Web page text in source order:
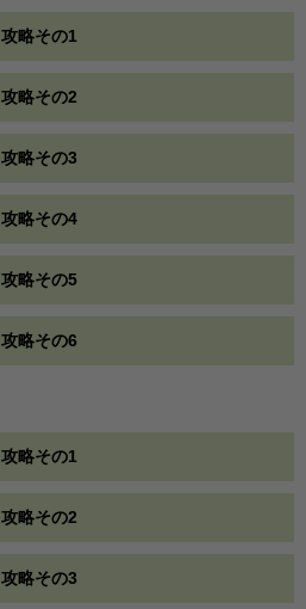
攻略その1
攻略その2
攻略その3
攻略その4
攻略その5
攻略その6
攻略その1
攻略その2
攻略その3